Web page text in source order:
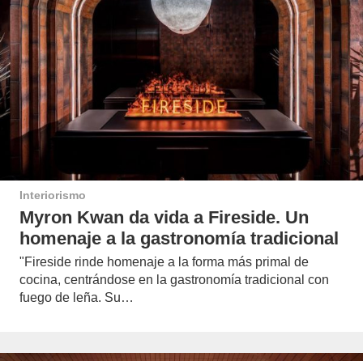
Interiorismo
Myron Kwan da vida a Fireside. Un
homenaje a la gastronomía tradicional
"Fireside rinde homenaje a la forma más primal de
cocina, centrándose en la gastronomía tradicional con
fuego de leña. Su…